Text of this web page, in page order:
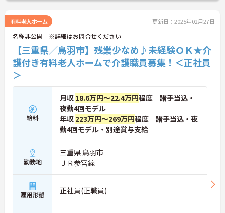
有料老人ホーム 更新日：2025年02月27日
名称非公開 ※詳細はお問合せください
【三重県／鳥羽市】残業少なめ♪未経験ＯＫ★介
護付き有料老人ホームで介護職員募集！＜正社員
＞
給料
月収 18.6万円～22.4万円程度 諸手当込・
夜勤4回モデル
年収 223万円～269万円程度 諸手当込・夜
勤4回モデル・別途賞与支給
勤務地
三重県 鳥羽市
ＪＲ参宮線
雇用形態 正社員(正職員)